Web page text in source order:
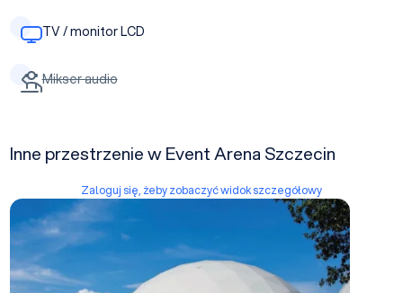
TV / monitor LCD
Mikser audio
Inne przestrzenie w Event Arena Szczecin
Zaloguj się, żeby zobaczyć widok szczegółowy
Kula sferyczna 1